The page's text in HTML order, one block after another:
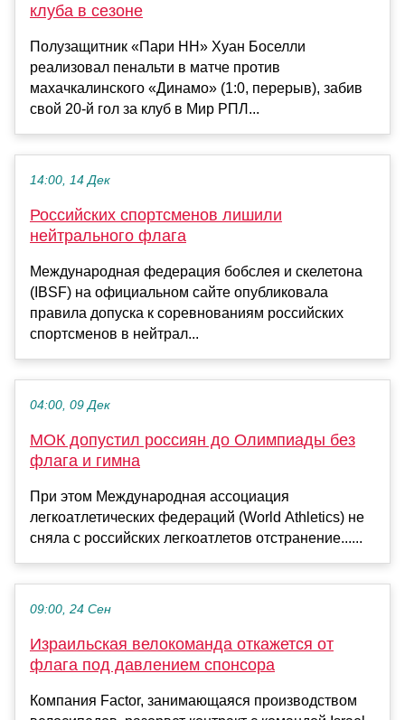
клуба в сезоне
Полузащитник «Пари НН» Хуан Боселли
реализовал пенальти в матче против
махачкалинского «Динамо» (1:0, перерыв), забив
свой 20-й гол за клуб в Мир РПЛ...
14:00, 14 Дек
Российских спортсменов лишили
нейтрального флага
Международная федерация бобслея и скелетона
(IBSF) на официальном сайте опубликовала
правила допуска к соревнованиям российских
спортсменов в нейтрал...
04:00, 09 Дек
МОК допустил россиян до Олимпиады без
флага и гимна
При этом Международная ассоциация
легкоатлетических федераций (World Athletics) не
сняла с российских легкоатлетов отстранение......
09:00, 24 Сен
Израильская велокоманда откажется от
флага под давлением спонсора
Компания Factor, занимающаяся производством